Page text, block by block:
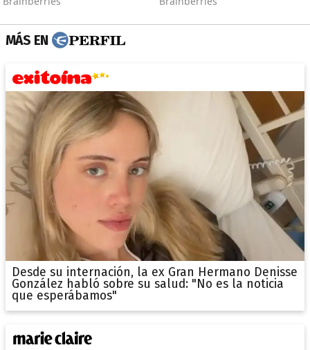
MÁS EN
Desde su internación, la ex Gran Hermano Denisse
González habló sobre su salud: "No es la noticia
que esperábamos"